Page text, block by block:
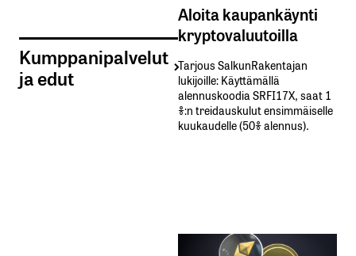
Kumppanipalvelut
ja edut
Aloita kaupankäynti
kryptovaluutoilla
Tarjous SalkunRakentajan
lukijoille: Käyttämällä​ ​
alennuskoodia​ ​SRFI17X,​ ​saat​ ​1
%:n treidauskulut​ ​ensimmäiselle​ ​
kuukaudelle​ ​(50%​ ​alennus).